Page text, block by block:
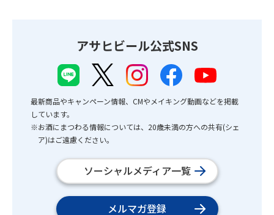
アサヒビール公式SNS
最新商品やキャンペーン情報、CMやメイキング動画などを掲載
しています。
※お酒にまつわる情報については、20歳未満の方への共有(シェ
ア)はご遠慮ください。
ソーシャルメディア一覧
メルマガ登録